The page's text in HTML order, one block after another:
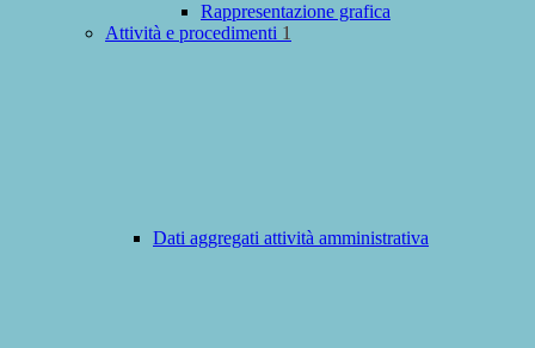
Rappresentazione grafica
Attività e procedimenti 1
Dati aggregati attività amministrativa